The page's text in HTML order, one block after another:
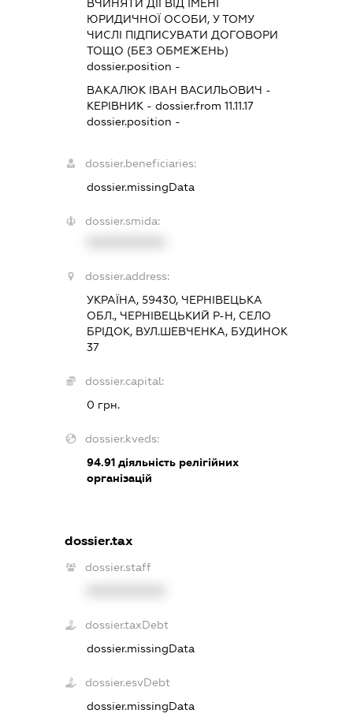
ВЧИНЯТИ ДІЇ ВІД ІМЕНІ
ЮРИДИЧНОЇ ОСОБИ, У ТОМУ
ЧИСЛІ ПІДПИСУВАТИ ДОГОВОРИ
ТОЩО (БЕЗ ОБМЕЖЕНЬ)
dossier.position -
ВАКАЛЮК ІВАН ВАСИЛЬОВИЧ -
КЕРІВНИК - dossier.from 11.11.17
dossier.position -
dossier.beneficiaries:
dossier.missingData
dossier.smida:
dossier.address:
УКРАЇНА, 59430, ЧЕРНІВЕЦЬКА
ОБЛ., ЧЕРНІВЕЦЬКИЙ Р-Н, СЕЛО
БРІДОК, ВУЛ.ШЕВЧЕНКА, БУДИНОК
37
dossier.capital:
0 грн.
dossier.kveds:
94.91діяльність релігійних
організацій
dossier.tax
dossier.staff
dossier.taxDebt
dossier.missingData
dossier.esvDebt
dossier.missingData